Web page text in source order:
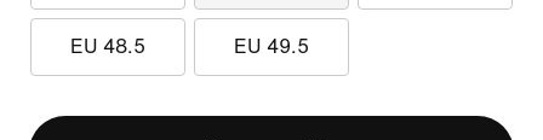
EU 48.5 EU 49.5